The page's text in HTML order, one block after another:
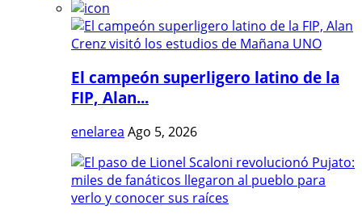
El campeón superligero latino de la
FIP, Alan...
enelarea Ago 5, 2026